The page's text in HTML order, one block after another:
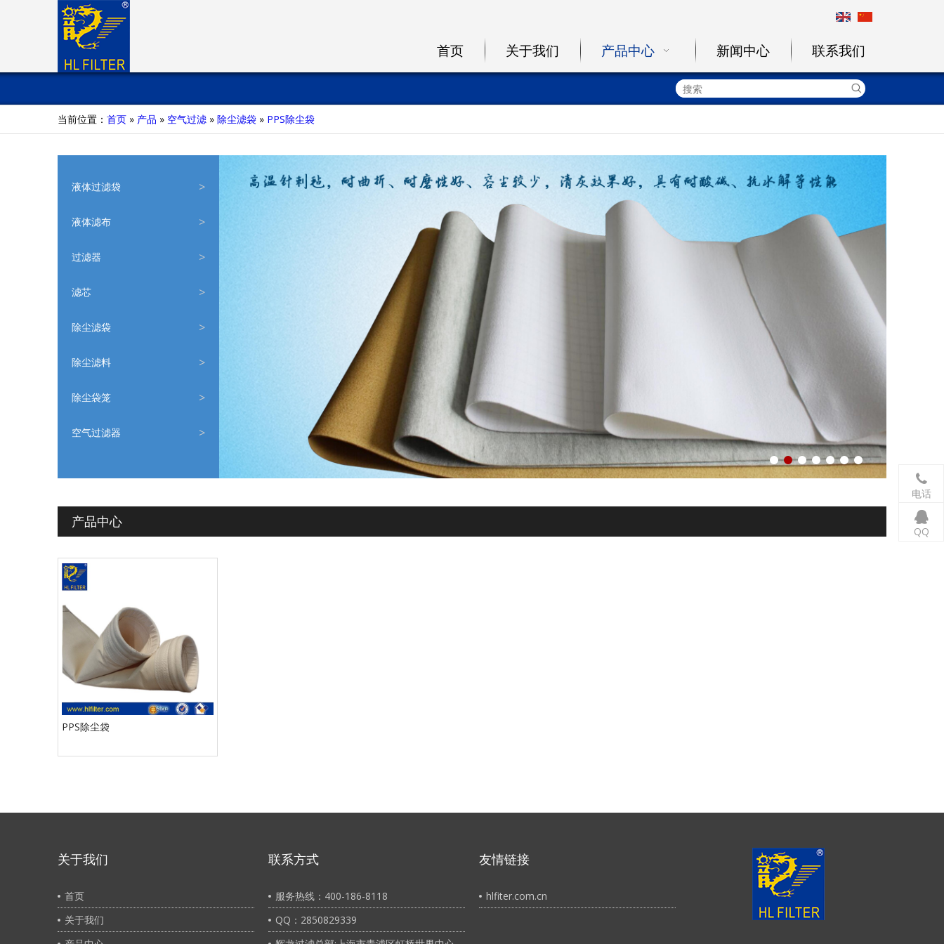
首页 关于我们 产品中心 新闻中心 联系我们
当前位置： 首页 » 产品 » 空气过滤 » 除尘滤袋 » PPS除尘袋
液体过滤袋
液体滤布
过滤器
滤芯
除尘滤袋
除尘滤料
除尘袋笼
空气过滤器
产品中心
PPS除尘袋
关于我们
首页
关于我们
联系方式
服务热线：400-186-8118
QQ：2850829339
友情链接
hlfiter.com.cn
电话
QQ